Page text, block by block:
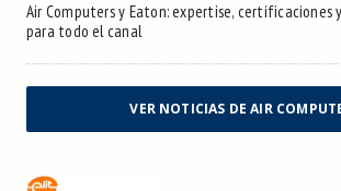
Air Computers y Eaton: expertise, certificaciones
para todo el canal
VER NOTICIAS DE AIR